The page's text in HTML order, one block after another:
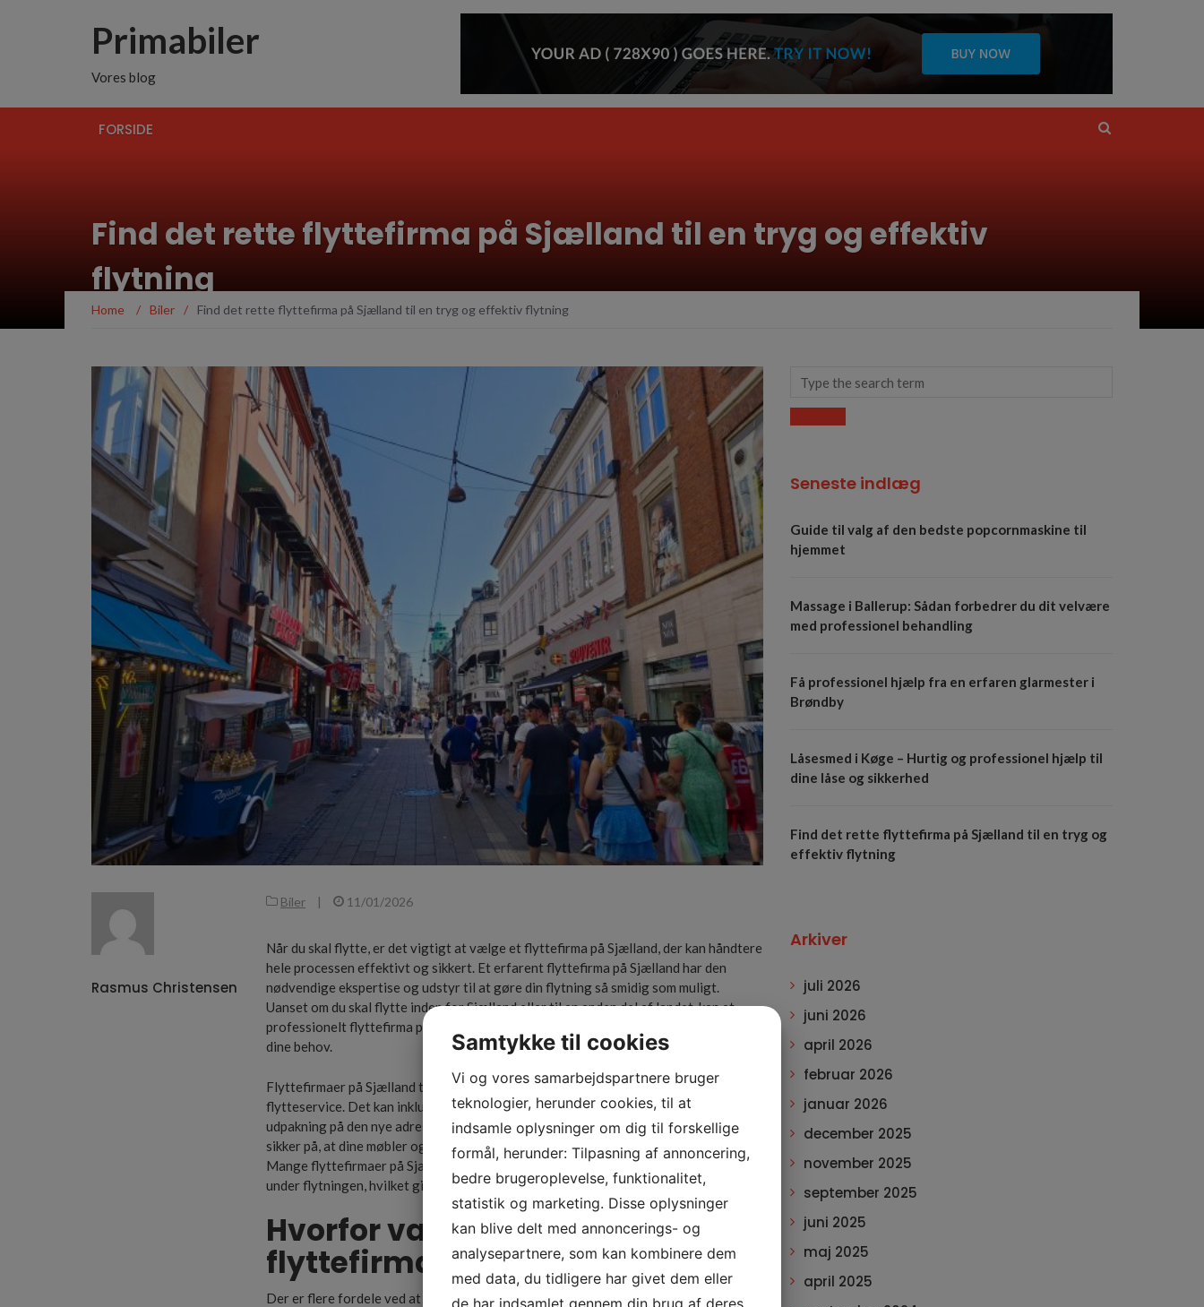
Primabiler
Vores blog
FORSIDE
Find det rette flyttefirma på Sjælland til en tryg og effektiv
flytning
Home / Biler / Find det rette flyttefirma på Sjælland til en tryg og effektiv flytning
Rasmus Christensen
Biler | 11/01/2026
Når du skal flytte, er det vigtigt at vælge et flyttefirma på Sjælland, der kan håndtere
hele processen effektivt og sikkert. Et erfarent flyttefirma på Sjælland har den
nødvendige ekspertise og udstyr til at gøre din flytning så smidig som muligt.
Uanset om du skal flytte inden for Sjælland eller til en anden del af landet, kan et
professionelt flyttefirma på Sjælland tilbyde skræddersyede løsninger, der passer til
dine behov.
Flyttefirmaer på Sjælland tilbyder ofte både private og erhvervskunder omfattende
flytteservice. Det kan inkludere alt fra pakning af dine ejendele til transport og
udpakning på den nye adresse. Når du vælger et flyttefirma på Sjælland, kan du være
sikker på, at dine møbler og værdigenstande bliver behandlet med omhu og respekt.
Mange flyttefirmaer på Sjælland har også forsikringer, der dækker eventuelle skader
under flytningen, hvilket giver dig ekstra tryghed.
Hvorfor vælge et lokalt
flyttefirma på Sjælland?
Der er flere fordele ved at vælge et lokalt flyttefirma på Sjælland. For det første
Seneste indlæg
Guide til valg af den bedste popcornmaskine til
hjemmet
Massage i Ballerup: Sådan forbedrer du dit velvære
med professionel behandling
Få professionel hjælp fra en erfaren glarmester i
Brøndby
Låsesmed i Køge – Hurtig og professionel hjælp til
dine låse og sikkerhed
Find det rette flyttefirma på Sjælland til en tryg og
effektiv flytning
Arkiver
juli 2026
juni 2026
april 2026
februar 2026
januar 2026
december 2025
november 2025
september 2025
juni 2025
maj 2025
april 2025
Samtykke til cookies
Vi og vores samarbejdspartnere bruger
teknologier, herunder cookies, til at
indsamle oplysninger om dig til forskellige
formål, herunder: Tilpasning af annoncering,
bedre brugeroplevelse, funktionalitet,
statistik og marketing. Disse oplysninger
kan blive delt med annoncerings- og
analysepartnere, som kan kombinere dem
med data, du tidligere har givet dem eller
de har indsamlet gennem din brug af deres